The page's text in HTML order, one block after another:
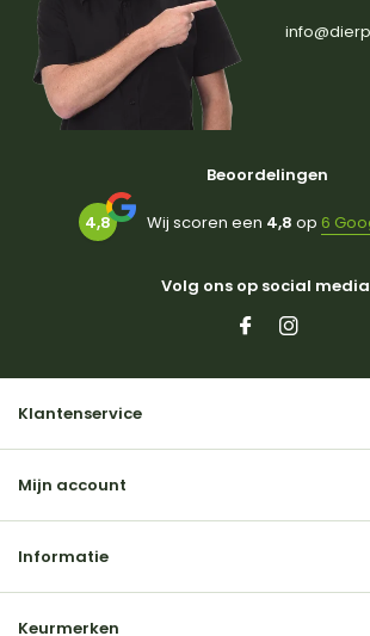
Beoordelingen
4,8 Wij scoren een 4,8 op 6
Volg ons op social
Klantenservice
Mijn account
Informatie
Keurmerken